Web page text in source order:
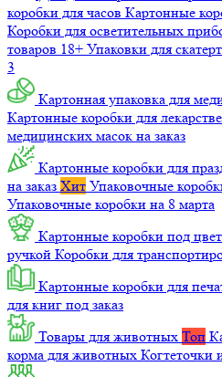
коробки для часов Картонные
Коробки для осветительных
товаров 18+ Упаковки для
3
Картонная упаковка для
Картонные коробки для
медицинских масок на заказ
Картонные коробки для
на заказ Хит Упаковочные
Упаковочные коробки на 8 марта
Картонные коробки под
ручкой Коробки для
Картонные коробки для
для книг под заказ
Товары для животных Топ
корма для животных Когтеточки